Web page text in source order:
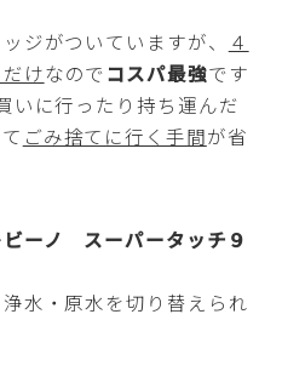
ジがついていますが、
４
けなのでコスパ最強です
いに行ったり持ち運んだ
ごみ捨てに行く手間が省
ビーノ スーパータッチ９
水・原水を切り替えられ